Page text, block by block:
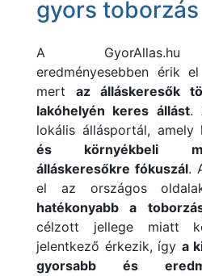
gyors toborzás
A GyorAllas.hu
eredményesebben érik
mert az álláskeresők
lakóhelyén keres állást.
lokális állásportál,
és környékbeli
álláskeresőkre fókuszál.
el az országos
hatékonyabb a
célzott jellege miatt
jelentkező érkezik, így a
gyorsabb és